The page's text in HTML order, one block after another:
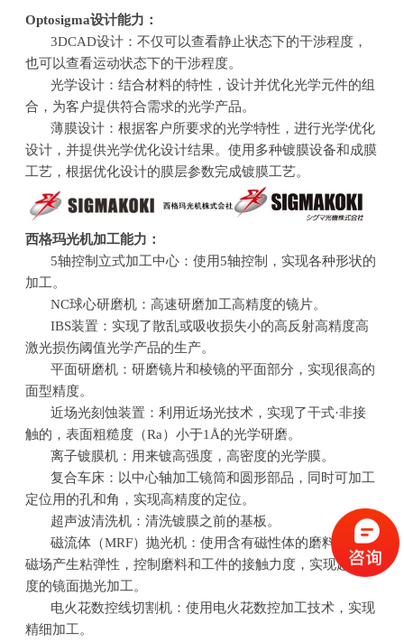
Optosigma设计能力：
3DCAD设计：不仅可以查看静止状态下的干涉程度，
也可以查看运动状态下的干涉程度。
光学设计：结合材料的特性，设计并优化光学元件的组
合，为客户提供符合需求的光学产品。
薄膜设计：根据客户所要求的光学特性，进行光学优化
设计，并提供光学优化设计结果。使用多种镀膜设备和成膜
工艺，根据优化设计的膜层参数完成镀膜工艺。
西格玛光机加工能力：
5轴控制立式加工中心：使用5轴控制，实现各种形状的
加工。
NC球心研磨机：高速研磨加工高精度的镜片。
IBS装置：实现了散乱或吸收损失小的高反射高精度高
激光损伤阈值光学产品的生产。
平面研磨机：研磨镜片和棱镜的平面部分，实现很高的
面型精度。
近场光刻蚀装置：利用近场光技术，实现了干式·非接
触的，表面粗糙度（Ra）小于1Å的光学研磨。
离子镀膜机：用来镀高强度，高密度的光学膜。
复合车床：以中心轴加工镜筒和圆形部品，同时可加工
定位用的孔和角，实现高精度的定位。
超声波清洗机：清洗镀膜之前的基板。
磁流体（MRF）抛光机：使用含有磁性体的磨料，利用
磁场产生粘弹性，控制磨料和工件的接触力度，实现超高精
度的镜面抛光加工。
电火花数控线切割机：使用电火花数控加工技术，实现
精细加工。